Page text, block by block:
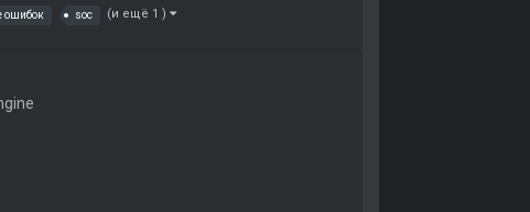
ошибок soc (и ещё 1 )